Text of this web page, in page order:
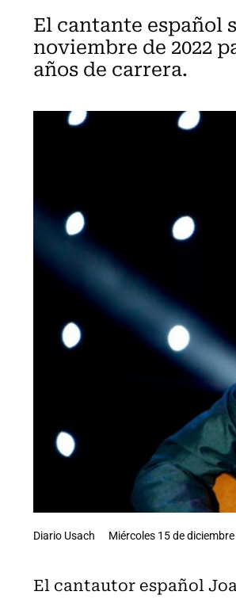
El cantante español
noviembre de 2022
años de carrera.
Diario Usach Miércoles 15 de
El cantautor español